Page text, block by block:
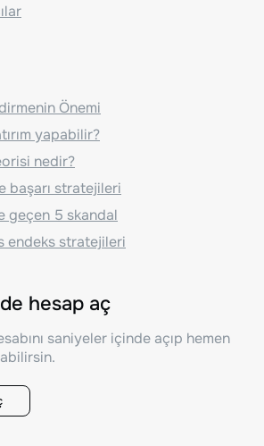
Önemi
yapabilir?
nedir?
başarı stratejileri
geçen 5 skandal
endeks stratejileri
hesap aç
saniyeler içinde açıp hemen